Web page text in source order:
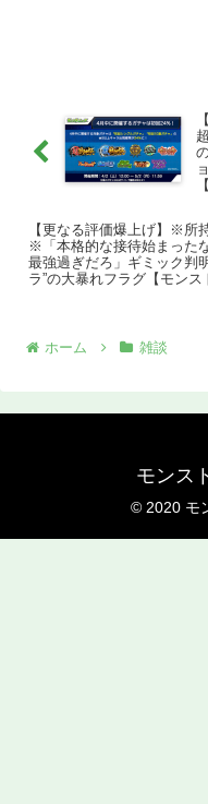
【更なる評価爆上げ】※所
※「本格的な接待始まった
最強過ぎだろ」ギミック判
ラ”の大暴れフラグ【モンス
ホーム 雑談
モンス
© 2020 モ